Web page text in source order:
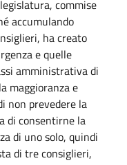
commise
accumulando
ha creato
e quelle
amministrativa di
maggioranza e
non prevedere la
di consentirne la
di uno solo, quindi
di tre consiglieri,